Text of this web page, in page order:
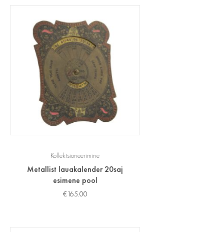
Kollektsioneerimine
Metallist lauakalender 20saj
esimene pool
€165.00